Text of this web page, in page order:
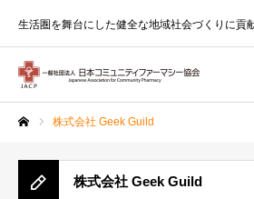
生活圏を舞台にした健全な地域社会づくりに貢
株式会社 Geek Guild
株式会社 Geek Guild